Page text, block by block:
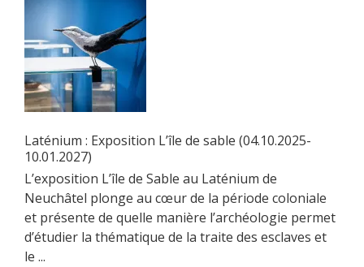
Laténium : Exposition L’île de sable (04.10.2025-
10.01.2027)
L’exposition L’île de Sable au Laténium de
Neuchâtel plonge au cœur de la période coloniale
et présente de quelle manière l’archéologie permet
d’étudier la thématique de la traite des esclaves et
le ...